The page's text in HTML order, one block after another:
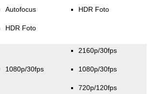
Autofocus
HDR Foto
HDR Foto
1080p/30fps
2160p/30fps
1080p/30fps
720p/120fps